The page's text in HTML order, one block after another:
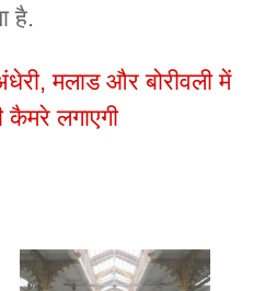
है.
मलाड और बोरीवली में
कैमरे लगाएगी